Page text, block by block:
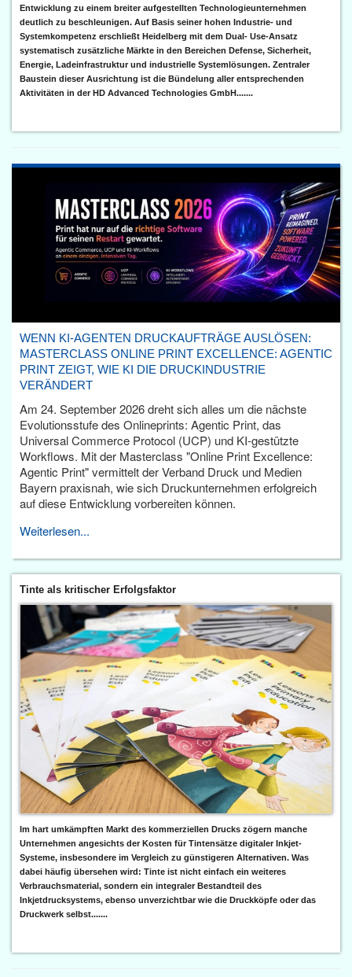
Entwicklung zu einem breiter aufgestellten Technologieunternehmen
deutlich zu beschleunigen. Auf Basis seiner hohen Industrie- und
Systemkompetenz erschließt Heidelberg mit dem Dual- Use-Ansatz
systematisch zusätzliche Märkte in den Bereichen Defense, Sicherheit,
Energie, Ladeinfrastruktur und industrielle Systemlösungen. Zentraler
Baustein dieser Ausrichtung ist die Bündelung aller entsprechenden
Aktivitäten in der HD Advanced Technologies GmbH.......
WENN KI-AGENTEN DRUCKAUFTRÄGE AUSLÖSEN:
MASTERCLASS ONLINE PRINT EXCELLENCE: AGENTIC
PRINT ZEIGT, WIE KI DIE DRUCKINDUSTRIE
VERÄNDERT
Am 24. September 2026 dreht sich alles um die nächste
Evolutionsstufe des Onlineprints: Agentic Print, das
Universal Commerce Protocol (UCP) und KI-gestützte
Workflows. Mit der Masterclass "Online Print Excellence:
Agentic Print" vermittelt der Verband Druck und Medien
Bayern praxisnah, wie sich Druckunternehmen erfolgreich
auf diese Entwicklung vorbereiten können.
Weiterlesen...
Tinte als kritischer Erfolgsfaktor
Im hart umkämpften Markt des kommerziellen Drucks zögern manche
Unternehmen angesichts der Kosten für Tintensätze digitaler Inkjet-
Systeme, insbesondere im Vergleich zu günstigeren Alternativen. Was
dabei häufig übersehen wird: Tinte ist nicht einfach ein weiteres
Verbrauchsmaterial, sondern ein integraler Bestandteil des
Inkjetdrucksystems, ebenso unverzichtbar wie die Druckköpfe oder das
Druckwerk selbst.......